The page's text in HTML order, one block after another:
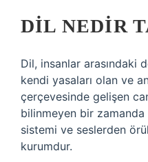
DIL NEDIR
Dil, insanlar arasındaki
kendi yasaları olan ve
çerçevesinde gelişen
bilinmeyen bir zamanda
sistemi ve seslerden
kurumdur.